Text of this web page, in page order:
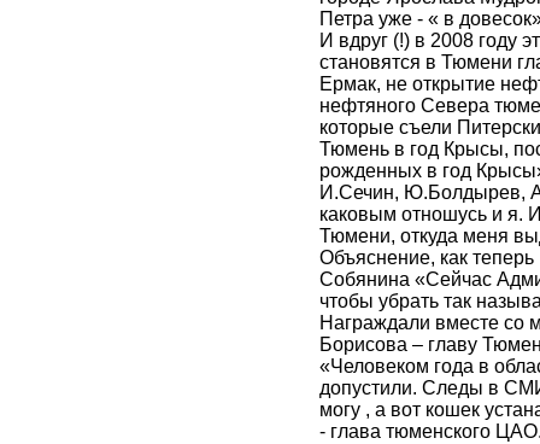
Петра уже - « в
И вдруг (!) в 2008 году
становятся в Тюмени
Ермак, не открытие
нефтяного Севера
которые съели
Тюмень в год Крысы,
рожденных в год
И.Сечин, Ю.Болдырев,
каковым отношусь и я.
Тюмени, откуда меня
Объяснение, как
Собянина «Сейчас
чтобы убрать так
Награждали вместе со
Борисова – главу
«Человеком года в
допустили. Следы в
могу , а вот кошек
- глава тюменского